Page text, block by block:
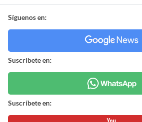
Síguenos en:
Suscríbete en:
Suscríbete en: